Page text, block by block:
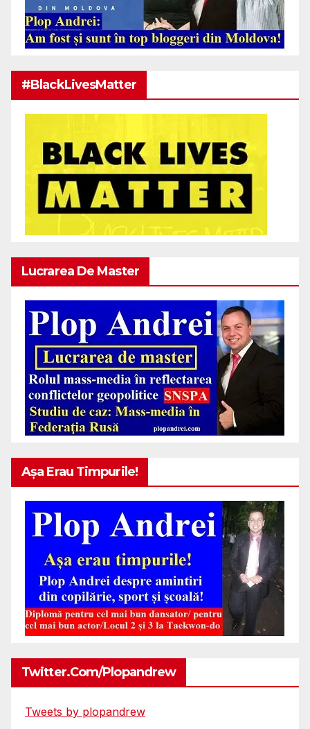
#BlackLivesMatter
Lucrarea De Master
Așa Erau Timpurile!
Twitter.com/plopandrew
Tweets by plopandrew